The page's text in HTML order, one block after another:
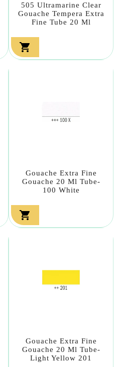
505 Ultramarine Clear
Gouache Tempera Extra
Fine Tube 20 Ml

Gouache Extra Fine
Gouache 20 Ml Tube-
100 White

Gouache Extra Fine
Gouache 20 Ml Tube-
Light Yellow 201